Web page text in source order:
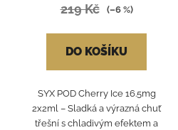
219 Kč (–6 %)
DO KOŠÍKU
SYX POD Cherry Ice 16.5mg
2x2ml – Sladká a výrazná chuť
třešní s chladivým efektem a